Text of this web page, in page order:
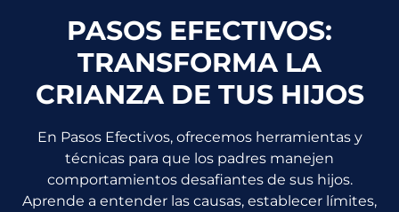
PASOS EFECTIVOS:
TRANSFORMA LA
CRIANZA DE TUS HIJOS
En Pasos Efectivos, ofrecemos herramientas y
técnicas para que los padres manejen
comportamientos desafiantes de sus hijos.
Aprende a entender las causas, establecer límites,